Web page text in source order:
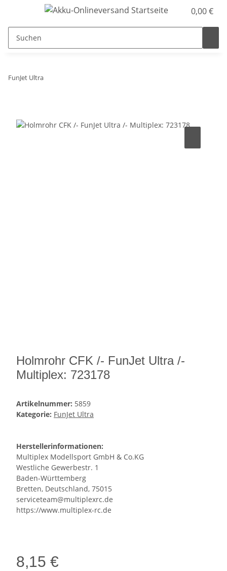
0,00 €
FunJet Ultra
Holmrohr CFK /- FunJet Ultra /-
Multiplex: 723178
Artikelnummer: 5859
Kategorie: FunJet Ultra
Herstellerinformationen:
Multiplex Modellsport GmbH & Co.KG
Westliche Gewerbestr. 1
Baden-Württemberg
Bretten, Deutschland, 75015
serviceteam@multiplexrc.de
https://www.multiplex-rc.de
8,15 €